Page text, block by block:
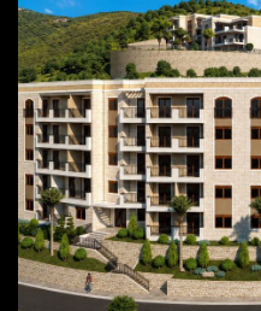
BUDVA
176.157€
47.61 m2